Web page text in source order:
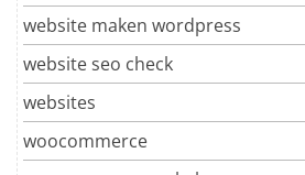
website maken wordpress
website seo check
websites
woocommerce